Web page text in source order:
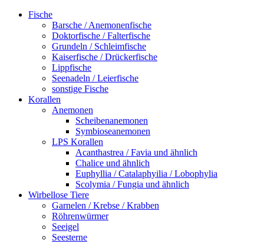
Fische
Barsche / Anemonenfische
Doktorfische / Falterfische
Grundeln / Schleimfische
Kaiserfische / Drückerfische
Lippfische
Seenadeln / Leierfische
sonstige Fische
Korallen
Anemonen
Scheibenanemonen
Symbioseanemonen
LPS Korallen
Acanthastrea / Favia und ähnlich
Chalice und ähnlich
Euphyllia / Catalaphyilia / Lobophylia
Scolymia / Fungia und ähnlich
Wirbellose Tiere
Garnelen / Krebse / Krabben
Röhrenwürmer
Seeigel
Seesterne